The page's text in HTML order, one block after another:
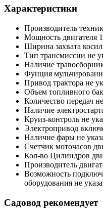
Характеристики
Производитель
Мощность двигателя
Ширина захвата
Тип трансмиссии не
Наличие
Фунция
Привод трактора не
Объем топливного
Количество передач
Наличие
Круиз-контроль не
Электропривод
Наличие фары не
Счетчик моточасов
Кол-во Цилиндров
Производитель
Возможность
оборудования не
Садовод рекомендует